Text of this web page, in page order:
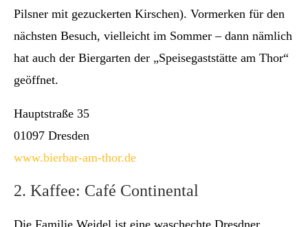
Pilsner mit gezuckerten Kirschen). Vormerken für den
nächsten Besuch, vielleicht im Sommer – dann nämlich
hat auch der Biergarten der „Speisegaststätte am Thor“
geöffnet.
Hauptstraße 35
01097 Dresden
www.bierbar-am-thor.de
2. Kaffee: Café Continental